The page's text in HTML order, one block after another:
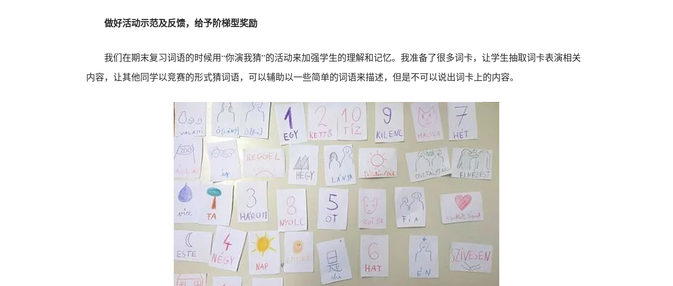
做好活动示范及反馈，给予阶梯型奖励
我们在期末复习词语的时候用“你演我猜”的活动来加强学生的理解和记忆。我准备了很多词卡，让学生抽取词卡表演相关
内容，让其他同学以竞赛的形式猜词语，可以辅助以一些简单的词语来描述，但是不可以说出词卡上的内容。